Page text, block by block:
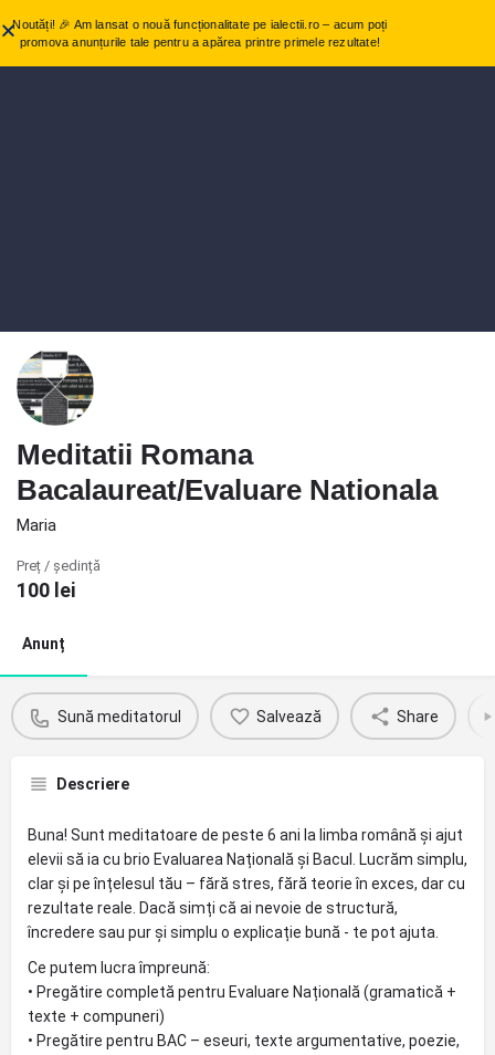
Meditatii Romana
Bacalaureat/Evaluare Nationala
Maria
Preț / ședință
100 lei
Anunț
Sună meditatorul Salvează Share
Descriere
Buna! Sunt meditatoare de peste 6 ani la limba română și ajut
elevii să ia cu brio Evaluarea Națională și Bacul. Lucrăm simplu,
clar și pe înțelesul tău – fără stres, fără teorie în exces, dar cu
rezultate reale. Dacă simți că ai nevoie de structură,
încredere sau pur și simplu o explicație bună - te pot ajuta.
Ce putem lucra împreună:
• Pregătire completă pentru Evaluare Națională (gramatică +
texte + compuneri)
• Pregătire pentru BAC – eseuri, texte argumentative, poezie,
Noutăți! 🎉 Am lansat o nouă funcționalitate pe ialectii.ro – acum poți
promova anunțurile tale pentru a apărea printre primele rezultate!